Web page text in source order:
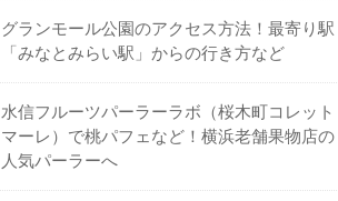
グランモール公園のアクセス方法！最寄り駅
「みなとみらい駅」からの行き方など
水信フルーツパーラーラボ（桜木町コレット
マーレ）で桃パフェなど！横浜老舗果物店の
人気パーラーへ